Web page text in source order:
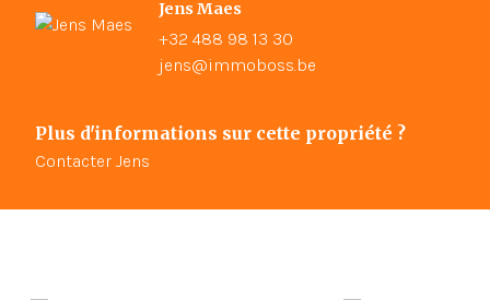
Jens Maes
+32 488 98 13 30
jens@immoboss.be
Plus d'informations sur cette propriété ?
Contacter Jens